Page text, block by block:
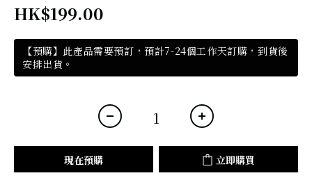
HK$199.00
【預購】此產品需要預訂，預計7-24個工作天訂購，到貨後
安排出貨。
現在預購 立即購買